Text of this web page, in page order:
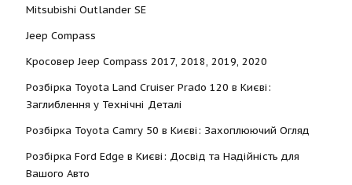
Mitsubishi Outlander SE
Jeep Compass
Кросовер Jeep Compass 2017, 2018, 2019, 2020
Розбірка Toyota Land Cruiser Prado 120 в Києві:
Заглиблення у Технічні Деталі
Розбірка Toyota Camry 50 в Києві: Захоплюючий Огляд
Розбірка Ford Edge в Києві: Досвід та Надійність для
Вашого Авто